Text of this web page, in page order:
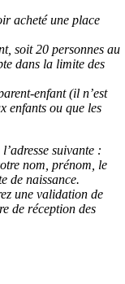
acheté une place
soit 20 personnes au
dans la limite des
enfant (il n’est
enfants ou que les
suivante :
nom, prénom, le
de naissance.
une validation de
de réception des